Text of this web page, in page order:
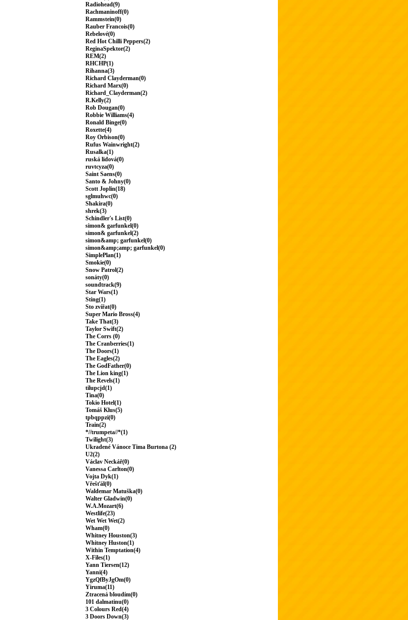
Radiohead(9)
Rachmaninoff(0)
Rammstein(0)
Rauber Francois(0)
Rebelové(0)
Red Hot Chilli Peppers(2)
ReginaSpektor(2)
REM(2)
RHCHP(1)
Rihanna(3)
Richard Clayderman(0)
Richard Marx(0)
Richard_Clayderman(2)
R.Kelly(2)
Rob Dougan(0)
Robbie Williams(4)
Ronald Binge(0)
Roxette(4)
Roy Orbison(0)
Rufus Wainwright(2)
Rusalka(1)
ruská lidová(0)
ruvtcyza(0)
Saint Saens(0)
Santo & Johny(0)
Scott Joplin(18)
sglmuhwc(0)
Shakira(0)
shrek(3)
Schindler's List(0)
simon& garfunkel(0)
simon& garfunkel(2)
simon&amp; garfunkel(0)
simon&amp;amp; garfunkel(0)
SimplePlan(1)
Smokie(0)
Snow Patrol(2)
sonáty(0)
soundtrack(9)
Star Wars(1)
Sting(1)
Sto zvířat(0)
Super Mario Bross(4)
Take That(3)
Taylor Swift(2)
The Corrs (0)
The Cranberries(1)
The Doors(1)
The Eagles(2)
The GodFather(0)
The Lion king(1)
The Revels(1)
tilupcjd(1)
Tina(0)
Tokio Hotel(1)
Tomáš Klus(5)
tpbqppzi(0)
Train(2)
*//trumpeta//*(1)
Twilight(3)
Ukradené Vánoce Tima Burtona (2)
U2(2)
Václav Neckář(0)
Vanessa Carlton(0)
Vojta Dyk(1)
Vřešťál(0)
Waldemar Matuška(0)
Walter Gladwin(0)
W.A.Mozart(6)
Westlife(23)
Wet Wet Wet(2)
Wham(0)
Whitney Houston(3)
Whitney Huston(1)
Within Temptation(4)
X-Files(1)
Yann Tiersen(12)
Yanni(4)
YgzQfByJgOm(0)
Yiruma(11)
Ztracená bloudím(0)
101 dalmatinu(0)
3 Colours Red(4)
3 Doors Down(3)